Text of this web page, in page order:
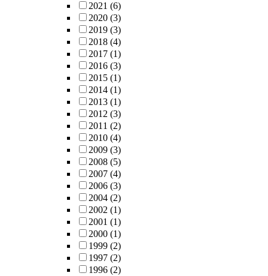
2021 (6)
2020 (3)
2019 (3)
2018 (4)
2017 (1)
2016 (3)
2015 (1)
2014 (1)
2013 (1)
2012 (3)
2011 (2)
2010 (4)
2009 (3)
2008 (5)
2007 (4)
2006 (3)
2004 (2)
2002 (1)
2001 (1)
2000 (1)
1999 (2)
1997 (2)
1996 (2)